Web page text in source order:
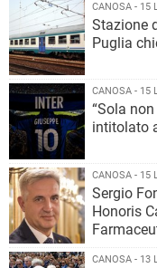
CANOSA - 15
Stazione
Puglia
CANOSA - 15
“Sola
intitolato
CANOSA - 15
Sergio
Honoris
CANOSA - 13